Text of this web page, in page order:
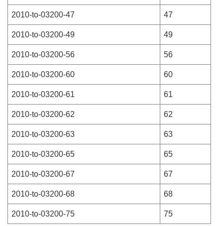
2010-to-03200-47 47
2010-to-03200-49 49
2010-to-03200-56 56
2010-to-03200-60 60
2010-to-03200-61 61
2010-to-03200-62 62
2010-to-03200-63 63
2010-to-03200-65 65
2010-to-03200-67 67
2010-to-03200-68 68
2010-to-03200-75 75